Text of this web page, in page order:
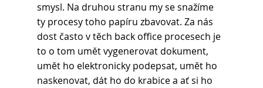
smysl. Na druhou stranu my se snažíme
ty procesy toho papíru zbavovat. Za nás
dost často v těch back office procesech je
to o tom umět vygenerovat dokument,
umět ho elektronicky podepsat, umět ho
naskenovat, dát ho do krabice a ať si ho